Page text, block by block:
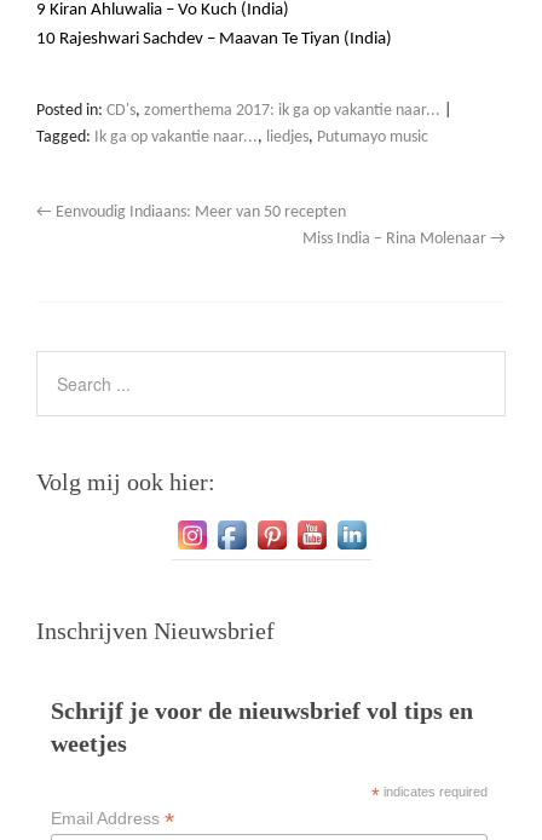
9 Kiran Ahluwalia – Vo Kuch (India)
10 Rajeshwari Sachdev – Maavan Te Tiyan (India)
Posted in: CD's, zomerthema 2017: ik ga op vakantie naar...
Tagged: Ik ga op vakantie naar..., liedjes, Putumayo music
← Eenvoudig Indiaans: Meer van 50 recepten
Miss India – Rina Molenaar →
Volg mij ook hier:
Inschrijven Nieuwsbrief
Schrijf je voor de nieuwsbrief vol tips en
weetjes
*indicates required
Email Address *